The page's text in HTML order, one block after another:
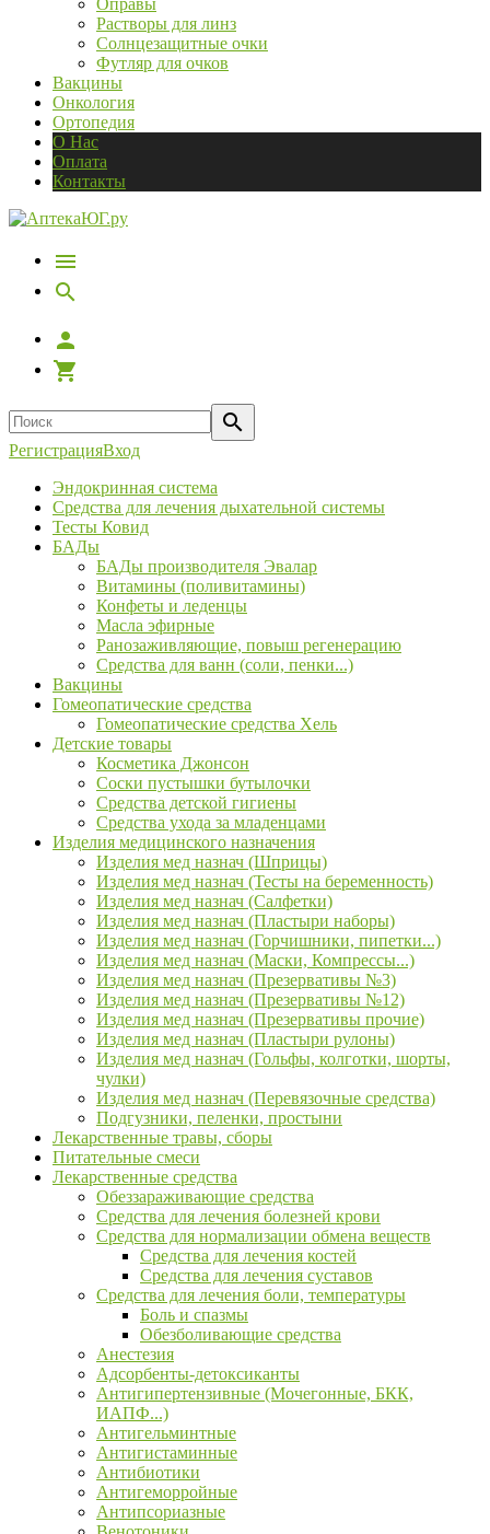
Оправы
Растворы для линз
Солнцезащитные очки
Футляр для очков
Вакцины
Онкология
Ортопедия
О Нас
Оплата
Контакты
РегистрацияВход
Эндокринная система
Средства для лечения дыхательной системы
Тесты Ковид
БАДы
БАДы производителя Эвалар
Витамины (поливитамины)
Конфеты и леденцы
Масла эфирные
Ранозаживляющие, повыш регенерацию
Средства для ванн (соли, пенки...)
Вакцины
Гомеопатические средства
Гомеопатические средства Хель
Детские товары
Косметика Джонсон
Соски пустышки бутылочки
Средства детской гигиены
Средства ухода за младенцами
Изделия медицинского назначения
Изделия мед назнач (Шприцы)
Изделия мед назнач (Тесты на беременность)
Изделия мед назнач (Салфетки)
Изделия мед назнач (Пластыри наборы)
Изделия мед назнач (Горчишники, пипетки...)
Изделия мед назнач (Маски, Компрессы...)
Изделия мед назнач (Презервативы №3)
Изделия мед назнач (Презервативы №12)
Изделия мед назнач (Презервативы прочие)
Изделия мед назнач (Пластыри рулоны)
Изделия мед назнач (Гольфы, колготки, шорты,
чулки)
Изделия мед назнач (Перевязочные средства)
Подгузники, пеленки, простыни
Лекарственные травы, сборы
Питательные смеси
Лекарственные средства
Обеззараживающие средства
Средства для лечения болезней крови
Средства для нормализации обмена веществ
Средства для лечения костей
Средства для лечения суставов
Средства для лечения боли, температуры
Боль и спазмы
Обезболивающие средства
Анестезия
Адсорбенты-детоксиканты
Антигипертензивные (Мочегонные, БКК,
ИАПФ...)
Антигельминтные
Антигистаминные
Антибиотики
Антигеморройные
Антипсориазные